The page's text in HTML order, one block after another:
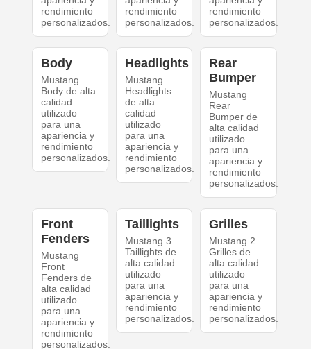
rendimiento
personalizados.
rendimiento
personalizados.
rendimiento
personalizados.
Body
Mustang
Body de alta
calidad
utilizado
para una
apariencia y
rendimiento
personalizados.
Headlights
Mustang
Headlights
de alta
calidad
utilizado
para una
apariencia y
rendimiento
personalizados.
Rear
Bumper
Mustang
Rear
Bumper de
alta calidad
utilizado
para una
apariencia y
rendimiento
personalizados.
Front
Fenders
Mustang
Front
Fenders de
alta calidad
utilizado
para una
apariencia y
rendimiento
personalizados.
Taillights
Mustang 3
Taillights de
alta calidad
utilizado
para una
apariencia y
rendimiento
personalizados.
Grilles
Mustang 2
Grilles de
alta calidad
utilizado
para una
apariencia y
rendimiento
personalizados.